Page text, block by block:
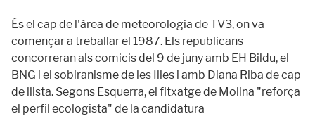
És el cap de l'àrea de meteorologia de TV3, on va
començar a treballar el 1987. Els republicans
concorreran als comicis del 9 de juny amb EH Bildu, el
BNG i el sobiranisme de les Illes i amb Diana Riba de cap
de llista. Segons Esquerra, el fitxatge de Molina "reforça
el perfil ecologista" de la candidatura